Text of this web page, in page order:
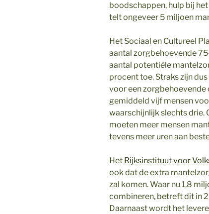
boodschappen, hulp bij
telt ongeveer 5 miljoen
Het Sociaal en Cultureel
aantal zorgbehoevende
aantal potentiële
procent toe. Straks zijn
voor een zorgbehoevende
gemiddeld vijf mensen
waarschijnlijk slechts drie.
moeten meer mensen
tevens meer uren aan
Het Rijksinstituut voor
ook dat de extra
zal komen. Waar nu 1,8
combineren, betreft dit in
Daarnaast wordt het